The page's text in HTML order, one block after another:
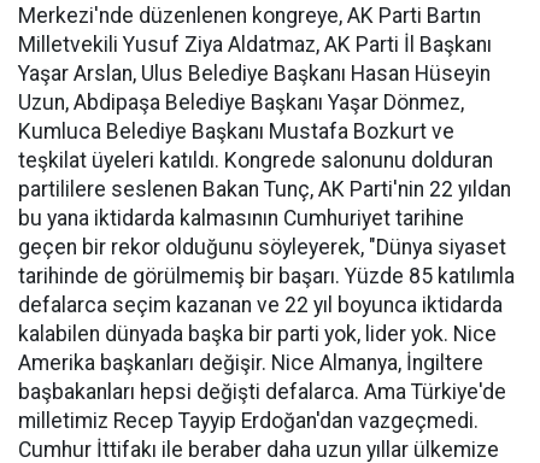
Merkezi'nde düzenlenen kongreye, AK Parti Bartın
Milletvekili Yusuf Ziya Aldatmaz, AK Parti İl Başkanı
Yaşar Arslan, Ulus Belediye Başkanı Hasan Hüseyin
Uzun, Abdipaşa Belediye Başkanı Yaşar Dönmez,
Kumluca Belediye Başkanı Mustafa Bozkurt ve
teşkilat üyeleri katıldı. Kongrede salonunu dolduran
partililere seslenen Bakan Tunç, AK Parti'nin 22 yıldan
bu yana iktidarda kalmasının Cumhuriyet tarihine
geçen bir rekor olduğunu söyleyerek, "Dünya siyaset
tarihinde de görülmemiş bir başarı. Yüzde 85 katılımla
defalarca seçim kazanan ve 22 yıl boyunca iktidarda
kalabilen dünyada başka bir parti yok, lider yok. Nice
Amerika başkanları değişir. Nice Almanya, İngiltere
başbakanları hepsi değişti defalarca. Ama Türkiye'de
milletimiz Recep Tayyip Erdoğan'dan vazgeçmedi.
Cumhur İttifakı ile beraber daha uzun yıllar ülkemize